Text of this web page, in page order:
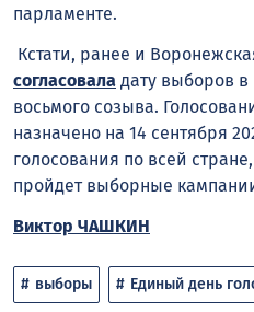
парламенте.
Кстати, ранее и
согласовала дату выборов
восьмого созыва.
назначено на 14 сентября
голосования по всей
пройдет выборные
Виктор ЧАШКИН
выборы Единый день